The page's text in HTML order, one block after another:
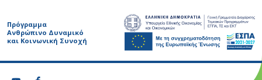
Πρόγραμμα
Ανθρώπινο Δυναμικό
και Κοινωνική Συνοχή